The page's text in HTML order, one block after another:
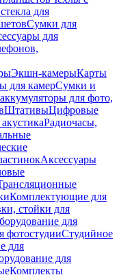
для
Сумки для
для
Экшн-камерыКарты
для камерСумки и
для фото,
ШтативыЦифровые
Радиочасы,
Аксессуары
Комплектующие для
стойки для
для
фотостудииСтудийное
для
для
Комплекты